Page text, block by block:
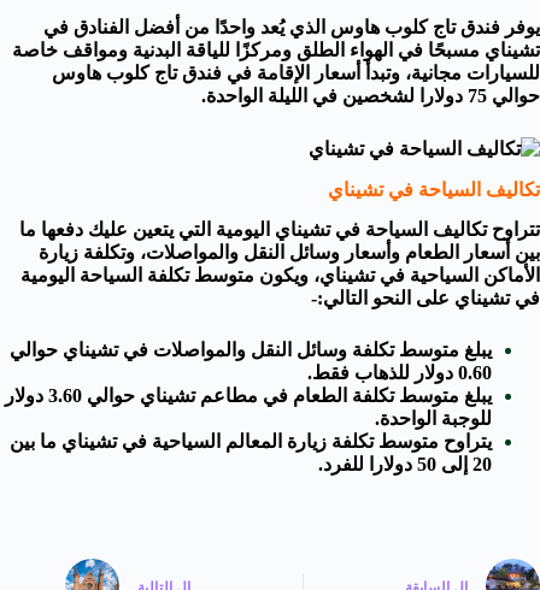
يوفر فندق تاج كلوب هاوس الذي يُعد واحدًا من أفضل الفنادق في
تشيناي مسبحًا في الهواء الطلق ومركزًا للياقة البدنية ومواقف خاصة
للسيارات مجانية، وتبدأ أسعار الإقامة في فندق تاج كلوب هاوس
حوالي 75 دولارا لشخصين في الليلة الواحدة.
تكاليف السياحة في تشيناي
تتراوح تكاليف السياحة في تشيناي اليومية التي يتعين عليك دفعها ما
بين أسعار الطعام وأسعار وسائل النقل والمواصلات، وتكلفة زيارة
الأماكن السياحية في تشيناي، ويكون متوسط تكلفة السياحة اليومية
في تشيناي على النحو التالي:-
يبلغ متوسط تكلفة وسائل النقل والمواصلات في تشيناي حوالي
0.60 دولار للذهاب فقط.
يبلغ متوسط تكلفة الطعام في مطاعم تشيناي حوالي 3.60 دولار
للوجبة الواحدة.
يتراوح متوسط تكلفة زيارة المعالم السياحية في تشيناي ما بين
20 إلى 50 دولارا للفرد.